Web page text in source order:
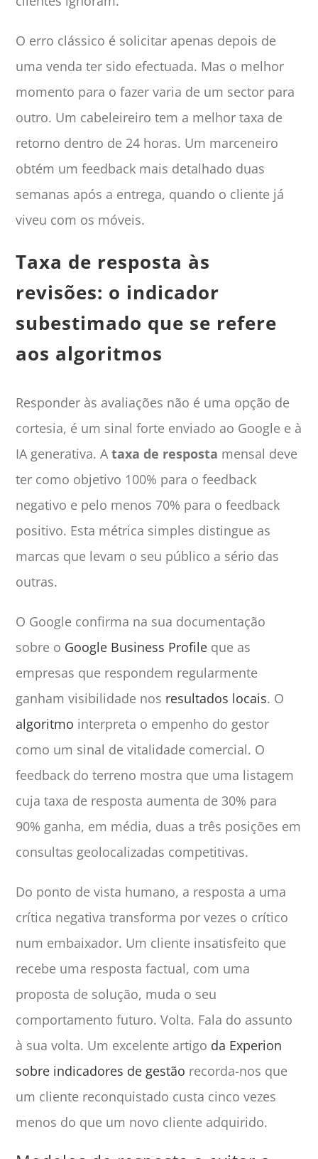
O erro clássico é solicitar apenas depois de
uma venda ter sido efectuada. Mas o melhor
momento para o fazer varia de um sector para
outro. Um cabeleireiro tem a melhor taxa de
retorno dentro de 24 horas. Um marceneiro
obtém um feedback mais detalhado duas
semanas após a entrega, quando o cliente já
viveu com os móveis.
Taxa de resposta às
revisões: o indicador
subestimado que se refere
aos algoritmos
Responder às avaliações não é uma opção de
cortesia, é um sinal forte enviado ao Google e à
IA generativa. Ataxa de resposta mensal deve
ter como objetivo 100% para o feedback
negativo e pelo menos 70% para o feedback
positivo. Esta métrica simples distingue as
marcas que levam o seu público a sério das
outras.
O Google confirma na sua documentação
sobre o Google Business Profile que as
empresas que respondem regularmente
ganham visibilidade nos resultados locais. O
algoritmo interpreta o empenho do gestor
como um sinal de vitalidade comercial. O
feedback do terreno mostra que uma listagem
cuja taxa de resposta aumenta de 30% para
90% ganha, em média, duas a três posições em
consultas geolocalizadas competitivas.
Do ponto de vista humano, a resposta a uma
crítica negativa transforma por vezes o crítico
num embaixador. Um cliente insatisfeito que
recebe uma resposta factual, com uma
proposta de solução, muda o seu
comportamento futuro. Volta. Fala do assunto
à sua volta. Um excelente artigo da Experion
sobre indicadores de gestão recorda-nos que
um cliente reconquistado custa cinco vezes
menos do que um novo cliente adquirido.